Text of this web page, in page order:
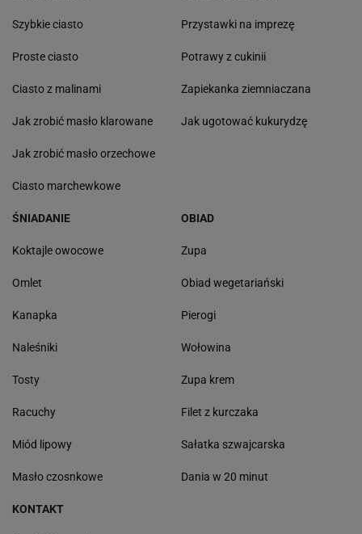
Szybkie ciasto
Proste ciasto
Ciasto z malinami
Jak zrobić masło klarowane
Jak zrobić masło orzechowe
Ciasto marchewkowe
Przystawki na imprezę
Potrawy z cukinii
Zapiekanka ziemniaczana
Jak ugotować kukurydzę
ŚNIADANIE
Koktajle owocowe
Omlet
Kanapka
Naleśniki
Tosty
Racuchy
Miód lipowy
Masło czosnkowe
OBIAD
Zupa
Obiad wegetariański
Pierogi
Wołowina
Zupa krem
Filet z kurczaka
Sałatka szwajcarska
Dania w 20 minut
KONTAKT